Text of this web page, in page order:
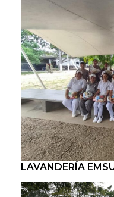
LAVANDERÍA